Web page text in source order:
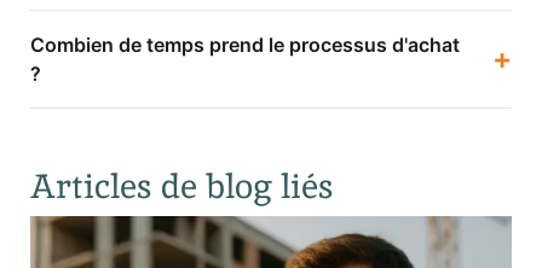
Combien de temps prend le processus d'achat
?
+
Articles de blog liés